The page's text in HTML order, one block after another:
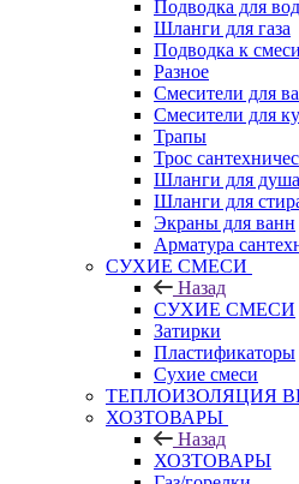
Подводка для
Шланги для газа
Подводка к
Разное
Смесители для
Смесители для
Трапы
Трос
Шланги для душа
Шланги для
Экраны для ванн
Арматура
СУХИЕ СМЕСИ
Назад
СУХИЕ СМЕСИ
Затирки
Пластификаторы
Сухие смеси
ТЕПЛОИЗОЛЯЦИЯ
ХОЗТОВАРЫ
Назад
ХОЗТОВАРЫ